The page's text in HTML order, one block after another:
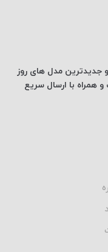
جدیدترین مدل های روز
و همراه با ارسال سریع